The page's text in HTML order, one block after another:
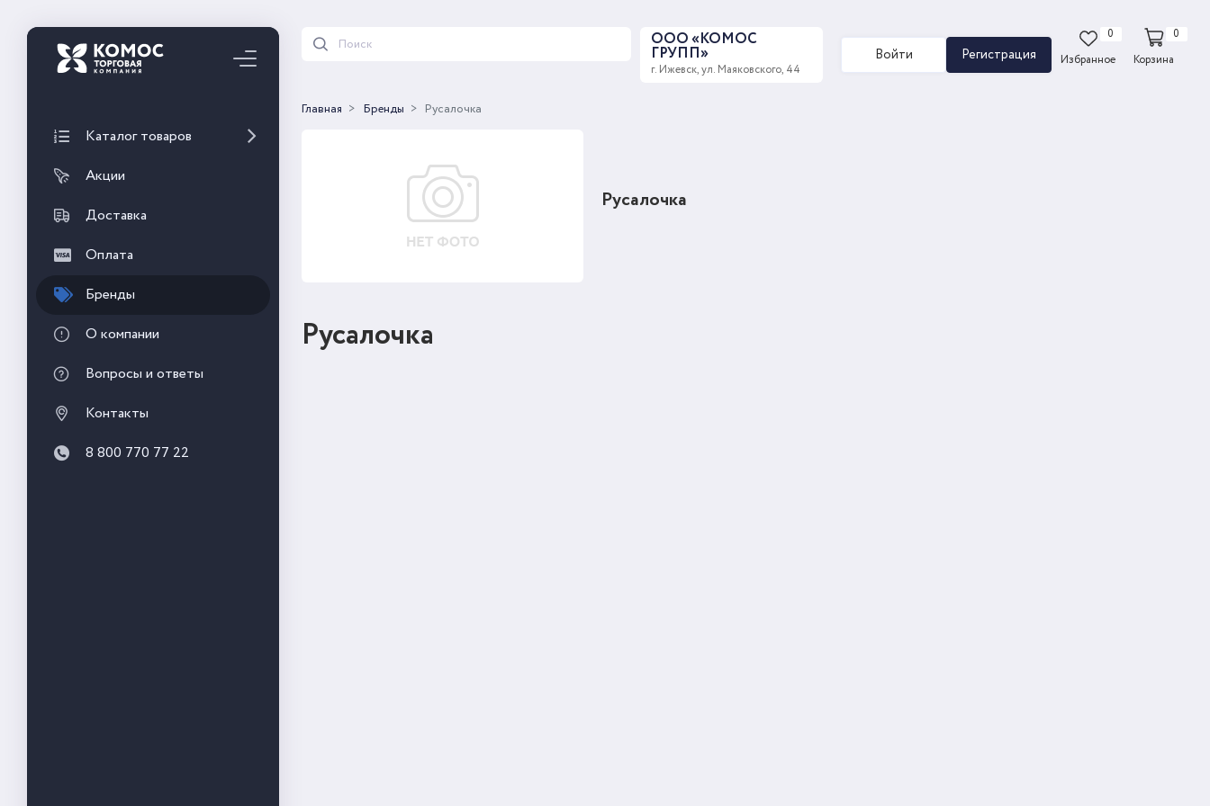
Каталог товаров
Акции
Доставка
Оплата
Бренды
О компании
Вопросы и ответы
Контакты
8 800 770 77 22
ООО «КОМОС
ГРУПП»
г. Ижевск, ул. Маяковского, 44
Войти Регистрация
0
Избранное
0
Корзина
Главная Бренды Русалочка
Русалочка
Русалочка